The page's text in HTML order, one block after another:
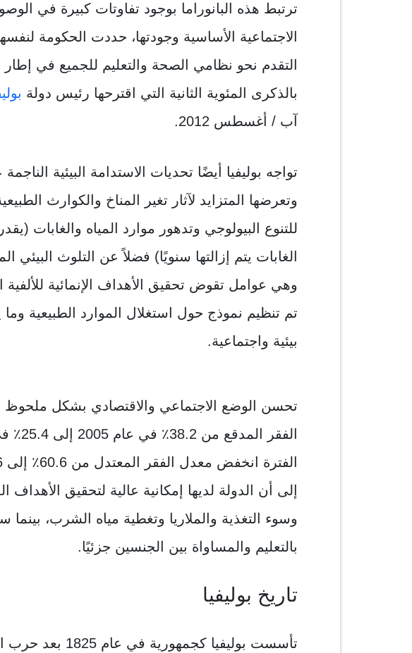
ترتبط هذه البانوراما بوجود تفاوتات كبيرة في
الاجتماعية الأساسية وجودتها، حددت الحكومة
التقدم نحو نظامي الصحة والتعليم للجميع في إطار
بالذكرى المئوية الثانية التي اقترحها رئيس دولة
آب / أغسطس 2012.
تواجه بوليفيا أيضًا تحديات الاستدامة البيئية
وتعرضها المتزايد لآثار تغير المناخ والكوارث
الغابات يتم إزالتها سنويًا) فضلاً عن التلوث البيئي
وهي عوامل تقوض تحقيق الأهداف الإنمائية للألفية
تم تنظيم نموذج حول استغلال الموارد الطبيعية
بيئية واجتماعية.
تحسن الوضع الاجتماعي والاقتصادي بشكل
إلى أن الدولة لديها إمكانية عالية لتحقيق الأهداف
وسوء التغذية والملاريا وتغطية مياه الشرب، بينما
بالتعليم والمساواة بين الجنسين جزئيًا.
تاريخ بوليفيا
تأسست بوليفيا